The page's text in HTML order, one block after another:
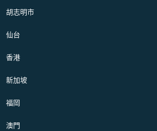
胡志明市
仙台
香港
新加坡
福岡
澳門